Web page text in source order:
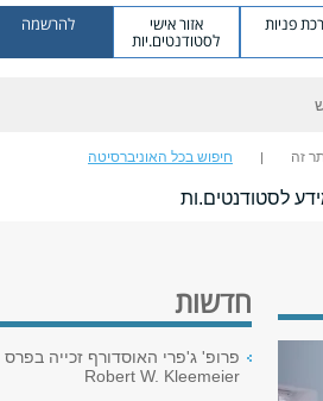
פניות אזור אישי
לסטודנטים.יות
להרשמה
זה חיפוש בכל האוניברסיטה
לסטודנטים.ות
חדשות
פרופ' ג'פרי האוסדורף זכייה בפרס
Robert W. Kleemeier